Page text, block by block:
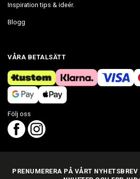
Inspiration tips & ideér.
Blogg
VÅRA BETALSÄTT
Följ oss
PRENUMERERA PÅ VÅRT